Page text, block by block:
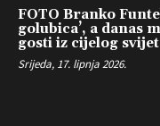
FOTO Branko
golubica’, a danas
gosti iz cijelog
Srijeda, 17. lipnja 2026.